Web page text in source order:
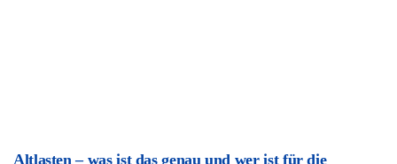
Altlasten – was ist das genau und wer ist für die